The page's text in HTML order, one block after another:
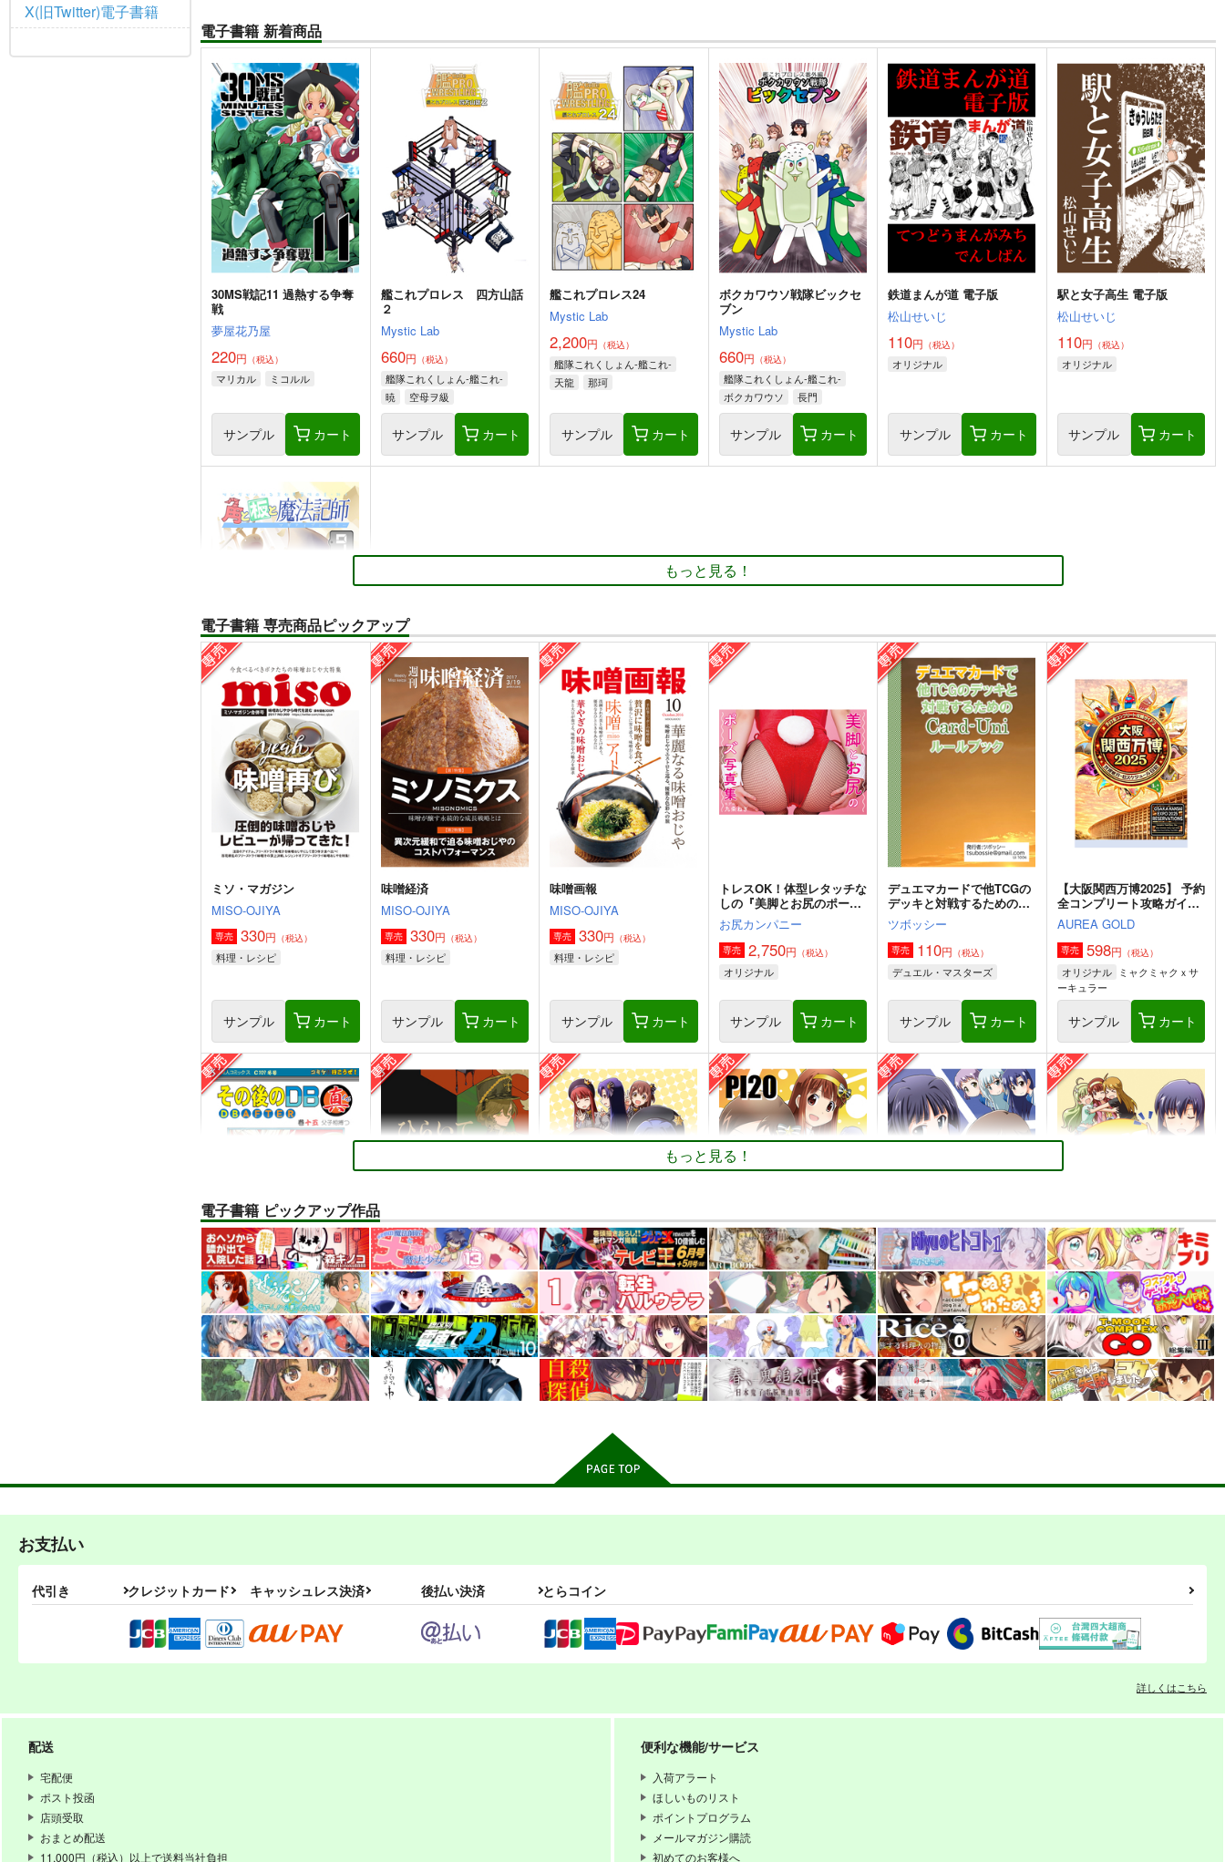
X(旧Twitter)電子書籍
電子書籍 新着商品
30MS戦記11 過熱する争奪
戦
夢屋花乃屋
220円 （税込）
マリカル ミコルル
サンプル カート
艦これプロレス 四方山話
２
Mystic Lab
660円 （税込）
艦隊これくしょん-艦これ-
暁
空母ヲ級
サンプル カート
艦これプロレス24
Mystic Lab
2,200円 （税込）
艦隊これくしょん-艦これ-
天龍
那珂
サンプル カート
ボクカワウソ戦隊ビックセ
ブン
Mystic Lab
660円 （税込）
艦隊これくしょん-艦これ-
ボクカワウソ
長門
コロラド
サンプル カート
鉄道まんが道 電子版
松山せいじ
110円 （税込）
オリジナル
サンプル カート
駅と女子高生 電子版
松山せいじ
110円 （税込）
オリジナル
サンプル カート
角と板と魔法記師9
とりからの巣
440円（税込）
オリジナル
ベル・メリオン
アシオ・グレース
ホワイト
サンプル カート
もっと見る！
電子書籍 専売商品ピックアップ
ミソ・マガジン
MISO-OJIYA
専売 330円 （税込）
料理・レシピ
サンプル カート
味噌経済
MISO-OJIYA
専売 330円 （税込）
料理・レシピ
サンプル カート
味噌画報
MISO-OJIYA
専売 330円 （税込）
料理・レシピ
サンプル カート
トレスOK！体型レタッチな
しの『美脚とお尻のポーズ
写真集／九条ねぎ』
お尻カンパニー
専売 2,750円 （税込）
オリジナル
サンプル カート
デュエマカードで他TCGの
デッキと対戦するための
Card-Uni ルールブック
ツボッシー
専売 110円 （税込）
デュエル・マスターズ
サンプル カート
【大阪関西万博2025】 予約
全コンプリート攻略ガイド
２＆万博旅行１日スケジュ
ール日記: EXPO 女一人の
んびりルーズ旅 11ノンフィ
クション 旅行記
AUREA GOLD
専売 598円 （税込）
オリジナル
ミャクミャクｘサ
ーキュラー
サンプル カート
その後のDB真15巻
スタジオtomorrow
専売 1,210円（税込）
ドラゴンボール
孫悟空
孫悟飯
ピッコロ
ひらいて
あひるセンター
専売 550円（税込）
リバース：1999
レコレータ
エル・アレフ
PI-21
ぱるくす
専売 330円（税込）
THE IDOLM@STER MILLION LIVE!
北沢志保
最上静香
PI-20
ぱるくす
専売 330円（税込）
THE IDOLM@STER MILLION LIVE!
北沢志保
最上静香
田中琴葉
PI-19
ぱるくす
専売 330円（税込）
THE IDOLM@STER MILLION LIVE!
北沢志保
最上静香
PI-18
ぱるくす
専売 330円（税込）
THE IDOLM@STER MILLION LIVE!
七尾百合子×望月杏奈
（税込）
THE IDOLM@STER MILLION LIVE!
最上静香
カート
専売 990
サンプル
アム パッケージアートコレ
アム パッケージアートコレ
もっと見る！
電子書籍 ピックアップ作品
お支払い
代引き クレジットカード キャッシュレス決済 後払い決済 とらコイン
詳しくはこちら
配送
宅配便
ポスト投函
店頭受取
おまとめ配送
11,000円（税込）以上で送料当社負担
便利な機能/サービス
入荷アラート
ほしいものリスト
ポイントプログラム
メールマガジン購読
初めてのお客様へ